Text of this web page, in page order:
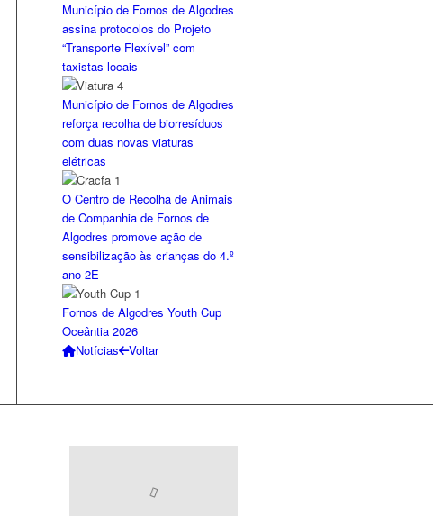
Município de Fornos de Algodres
assina protocolos do Projeto
“Transporte Flexível” com
taxistas locais
Município de Fornos de Algodres
reforça recolha de biorresíduos
com duas novas viaturas
elétricas
O Centro de Recolha de Animais
de Companhia de Fornos de
Algodres promove ação de
sensibilização às crianças do 4.º
ano 2E
Fornos de Algodres Youth Cup
Oceântia 2026
Notícias Voltar